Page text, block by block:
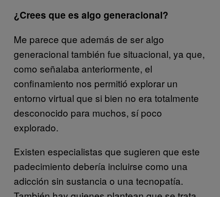
¿Crees que es algo generacional?
Me parece que además de ser algo
generacional también fue situacional, ya que,
como señalaba anteriormente, el
confinamiento nos permitió explorar un
entorno virtual que si bien no era totalmente
desconocido para muchos, sí poco
explorado.
Existen especialistas que sugieren que este
padecimiento debería incluirse como una
adicción sin sustancia o una tecnopatía.